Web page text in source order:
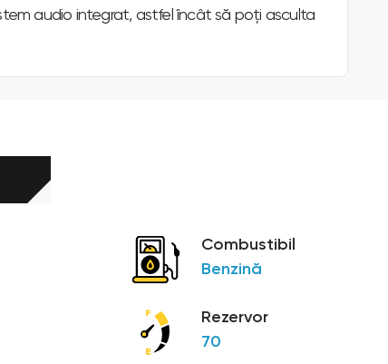
audio integrat, astfel încât să poți asculta
Combustibil
Benzină
Rezervor
70